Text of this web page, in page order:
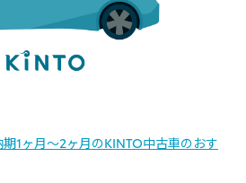
1ヶ月～2ヶ月のKINTO中古車のおす